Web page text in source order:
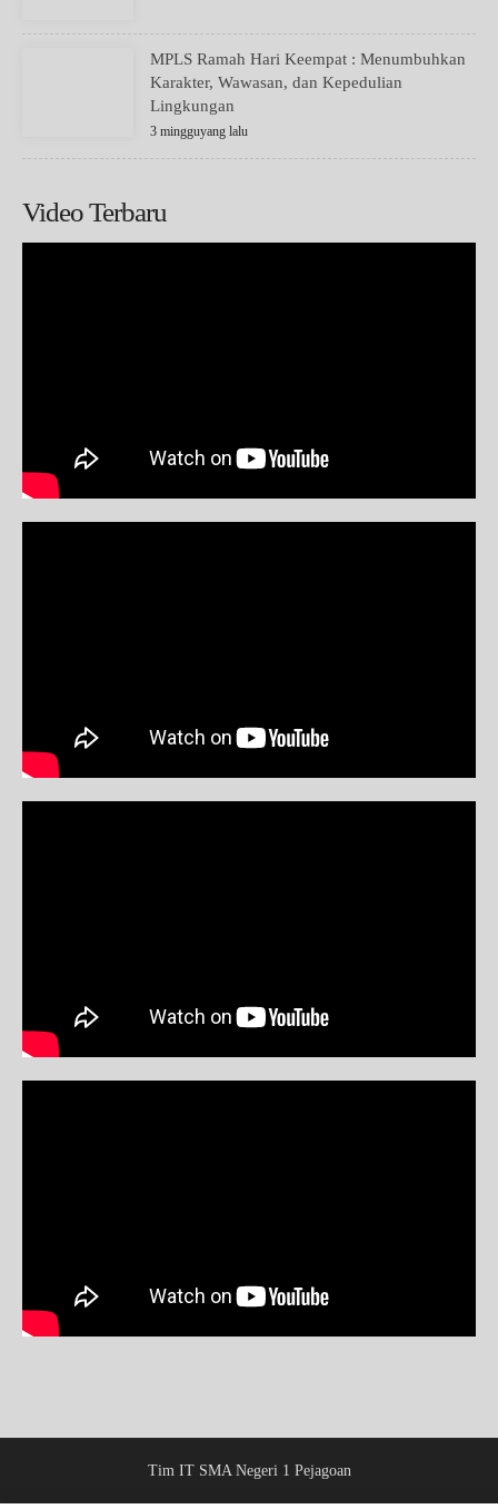
MPLS Ramah Hari Keempat : Menumbuhkan
Karakter, Wawasan, dan Kepedulian
Lingkungan
3 mingguyang lalu
Video Terbaru
Tim IT SMA Negeri 1 Pejagoan